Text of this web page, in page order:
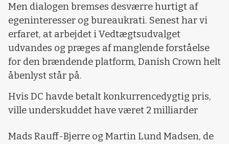
Men dialogen bremses desværre hurtigt af
egeninteresser og bureaukrati. Senest har vi
erfaret, at arbejdet i Vedtægtsudvalget
udvandes og præges af manglende forståelse
for den brændende platform, Danish Crown helt
åbenlyst står på.
Hvis DC havde betalt konkurrencedygtig pris,
ville underskuddet have været 2 milliarder
Mads Rauff-Bjerre og Martin Lund Madsen, de